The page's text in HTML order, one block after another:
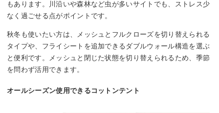
もあります。川沿いや森林など虫が多いサイトでも、ストレス少
なく過ごせる点がポイントです。
秋冬も使いたい方は、メッシュとフルクローズを切り替えられる
タイプや、フライシートを追加できるダブルウォール構造を選ぶ
と便利です。メッシュと閉じた状態を切り替えられるため、季節
を問わず活用できます。
オールシーズン使用できるコットンテント